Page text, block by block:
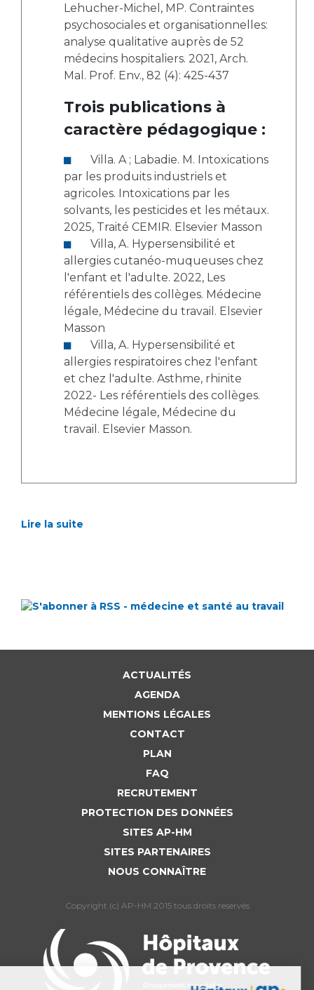
Lehucher-Michel, MP. Contraintes
psychosociales et organisationnelles:
analyse qualitative auprès de 52
médecins hospitaliers. 2021, Arch.
Mal. Prof. Env., 82 (4): 425-437
Trois publications à
caractère pédagogique :
par les produits industriels et
agricoles. Intoxications par les
solvants, les pesticides et les métaux.
2025, Traité CEMIR. Elsevier Masson
allergies cutanéo-muqueuses chez
l'enfant et l'adulte. 2022, Les
référentiels des collèges. Médecine
légale, Médecine du travail. Elsevier
Masson
allergies respiratoires chez l'enfant
et chez l'adulte. Asthme, rhinite
2022- Les référentiels des collèges.
Médecine légale, Médecine du
travail. Elsevier Masson.
Lire la suite
ACTUALITÉS
AGENDA
MENTIONS LÉGALES
CONTACT
PLAN
FAQ
RECRUTEMENT
PROTECTION DES DONNÉES
SITES AP-HM
SITES PARTENAIRES
NOUS CONNAÎTRE
Copyright (c) AP-HM 2015 tous droits reservés